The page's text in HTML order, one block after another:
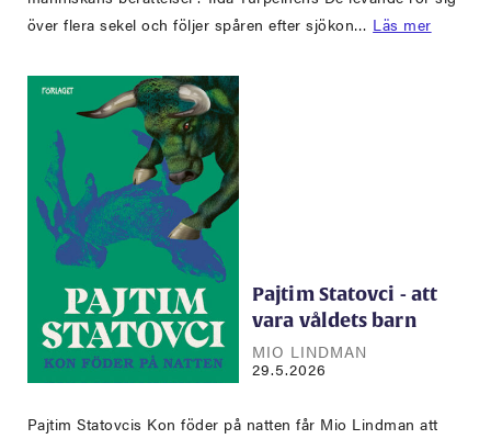
över flera sekel och följer spåren efter sjökon… Läs mer
Pajtim Statovci - att
vara våldets barn
MIO LINDMAN
29.5.2026
Pajtim Statovcis Kon föder på natten får Mio Lindman att